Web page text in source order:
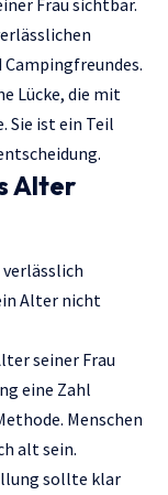
Frau sichtbar.
Lücke, die mit
Sie ist ein Teil
Alter
Alter nicht
seiner Frau
eine Zahl
Menschen
alt sein.
sollte klar